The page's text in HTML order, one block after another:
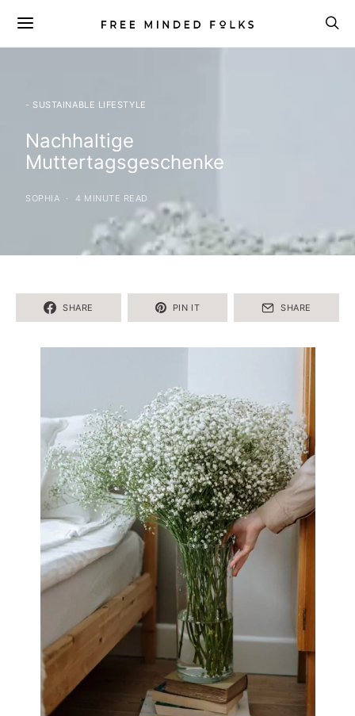
- SUSTAINABLE LIFESTYLE
Nachhaltige
Muttertagsgeschenke
SOPHIA 4 MINUTE READ
SHARE PIN IT SHARE